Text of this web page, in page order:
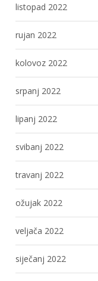
listopad 2022
rujan 2022
kolovoz 2022
srpanj 2022
lipanj 2022
svibanj 2022
travanj 2022
ožujak 2022
veljača 2022
siječanj 2022